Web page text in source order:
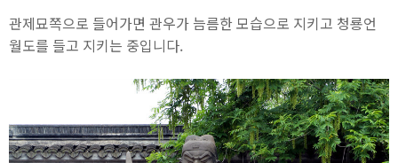
관제묘쪽으로 들어가면 관우가 늠름한 모습으로 지키고 청룡언
월도를 들고 지키는 중입니다.